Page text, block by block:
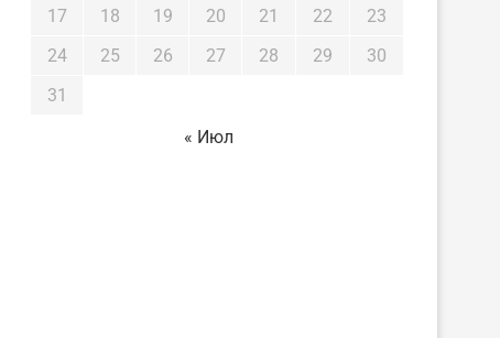
17
18 19 20 21 22
23
24
25 26 27 28 29
30
31
« Июл